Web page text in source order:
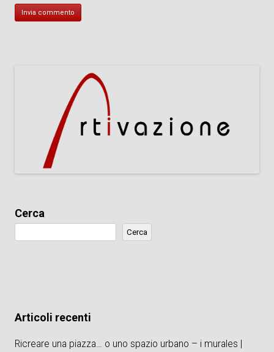
Cerca
Cerca
Articoli recenti
Ricreare una piazza… o uno spazio urbano – i murales |